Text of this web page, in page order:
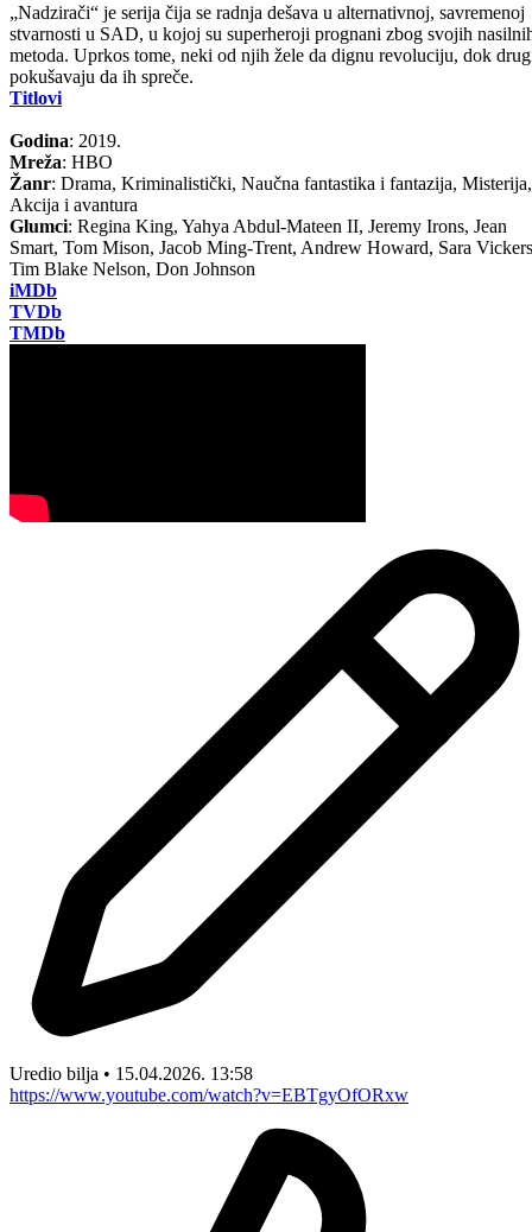
„Nadzirači“ je serija čija se radnja dešava u alternativnoj, savremenoj
stvarnosti u SAD, u kojoj su superheroji prognani zbog svojih
metoda. Uprkos tome, neki od njih žele da dignu revoluciju, dok
pokušavaju da ih spreče.
Titlovi
Godina: 2019.
Mreža: HBO
Žanr: Drama, Kriminalistički, Naučna fantastika i fantazija, Misterija,
Akcija i avantura
Glumci: Regina King, Yahya Abdul-Mateen II, Jeremy Irons, Jean
Smart, Tom Mison, Jacob Ming-Trent, Andrew Howard, Sara
Tim Blake Nelson, Don Johnson
iMDb
TVDb
TMDb
Uredio bilja • 15.04.2026. 13:58
https://www.youtube.com/watch?v=EBTgyOfORxw